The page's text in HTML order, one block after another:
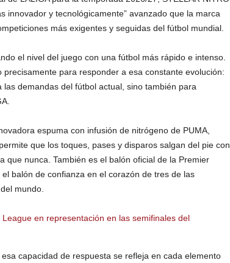
innovador y tecnológicamente” avanzado que la marca
más exigentes y seguidas del fútbol mundial.
el nivel del juego con una fútbol más rápido e intenso.
precisamente para responder a esa constante evolución:
demandas del fútbol actual, sino también para
espuma con infusión de nitrógeno de PUMA,
que los toques, pases y disparos salgan del pie con
que nunca. También es el balón oficial de la Premier
balón de confianza en el corazón de tres de las
mundo.
en representación en las semifinales del
capacidad de respuesta se refleja en cada elemento